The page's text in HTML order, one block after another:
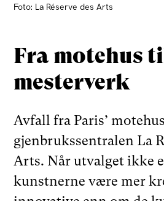
Fra motehus
mesterverk
Avfall fra Paris’
gjenbrukssentralen La
Arts. Når utvalget ikke
kunstnerne være mer
Foto: La Réserve des Arts